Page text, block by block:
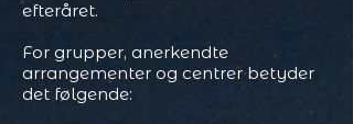
efteråret.
For grupper, anerkendte
arrangementer og centrer betyder
det følgende: